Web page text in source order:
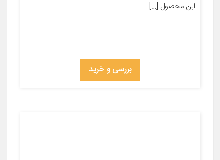
این محصول […]
بررسی و خرید